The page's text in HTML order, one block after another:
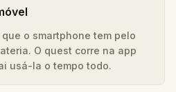
o smartphone tem pelo
O quest corre na app
usá-la o tempo todo.